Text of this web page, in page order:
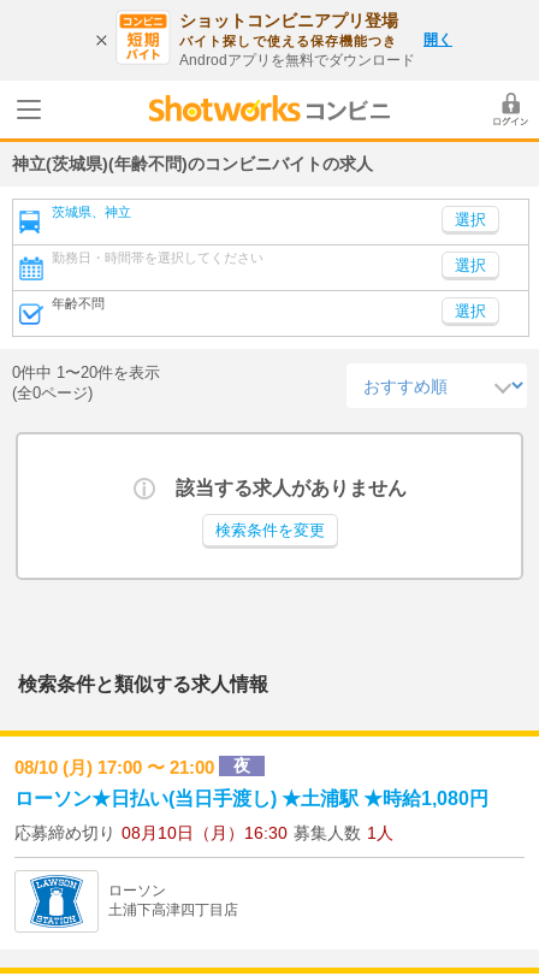
ショットコンビニアプリ登場
バイト探しで使える保存機能つき
Androdアプリを無料でダウンロード
開く
神立(茨城県)(年齢不問)のコンビニバイトの求人
茨城県、神立
勤務日・時間帯を選択してください 選択
年齢不問 選択
0件中 1〜20件を表示
(全0ページ)
該当する求人がありません
検索条件を変更
検索条件と類似する求人情報
08/10 (月) 17:00 〜 21:00 夜
ローソン★日払い(当日手渡し) ★土浦駅 ★時給1,080円
応募締め切り 08月10日（月）16:30 募集人数 1人
ローソン
土浦下高津四丁目店